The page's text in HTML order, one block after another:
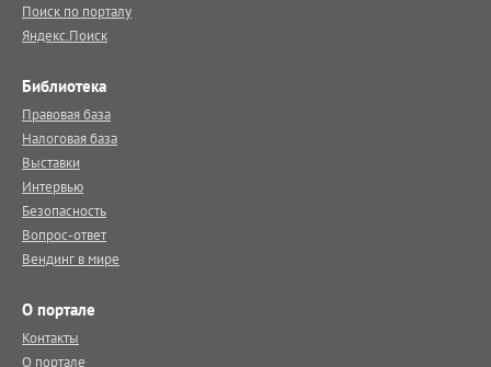
Поиск по порталу
Яндекс.Поиск
Библиотека
Правовая база
Налоговая база
Выставки
Интервью
Безопасность
Вопрос-ответ
Вендинг в мире
О портале
Контакты
О портале